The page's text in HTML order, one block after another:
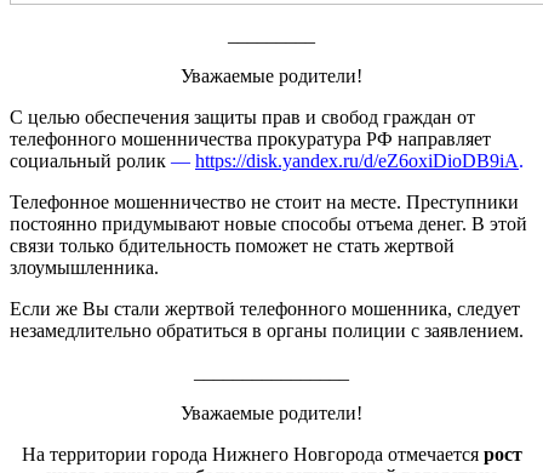
Уважаемые родители!
С целью обеспечения защиты прав и свобод граждан от
телефонного мошенничества прокуратура РФ направляет
социальный ролик — https://disk.yandex.ru/d/eZ6oxiDioDB9iA.
Телефонное мошенничество не стоит на месте. Преступники
постоянно придумывают новые способы отъема денег. В этой
связи только бдительность поможет не стать жертвой
злоумышленника.
Если же Вы стали жертвой телефонного мошенника, следует
незамедлительно обратиться в органы полиции с заявлением.
Уважаемые родители!
На территории города Нижнего Новгорода отмечается рост